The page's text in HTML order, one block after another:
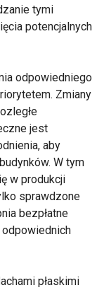
tymi
potencjalnych
odpowiedniego
Zmiany
jest
aby
W tym
w produkcji
sprawdzone
bezpłatne
płaskimi